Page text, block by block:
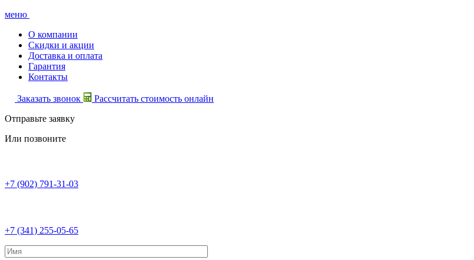
меню
О компании
Скидки и акции
Доставка и оплата
Гарантия
Контакты
Заказать звонок
Рассчитать стоимость онлайн
Отправьте заявку
Или позвоните
+7 (902) 791-31-03
+7 (341) 255-05-65